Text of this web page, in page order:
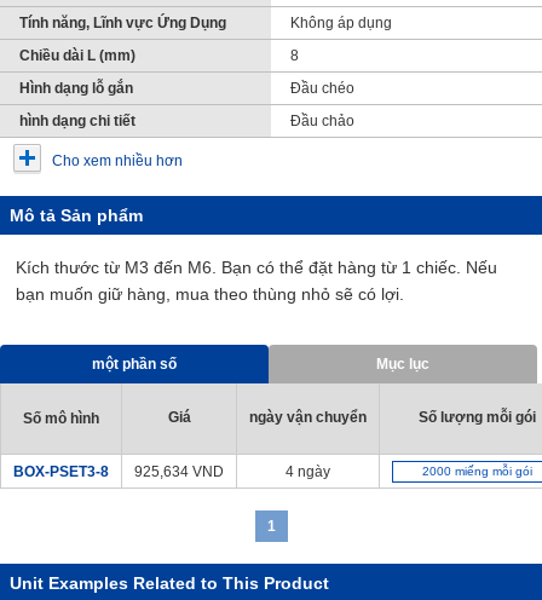
Tính năng, Lĩnh vực Ứng Dụng
Không áp dụng
Chiều dài L (mm)
8
Hình dạng lỗ gắn
Đầu chéo
hình dạng chi tiết
Đầu chảo
Cho xem nhiều hơn
Mô tả Sản phẩm
Kích thước từ M3 đến M6. Bạn có thể đặt hàng từ 1 chiếc. Nếu
bạn muốn giữ hàng, mua theo thùng nhỏ sẽ có lợi.
một phần số Mục lục
Số mô hình Giá ngày vận chuyển Số lượng mỗi gói
BOX-PSET3-8 925,634 VND 4 ngày 2000 miếng mỗi gói
1
Unit Examples Related to This Product